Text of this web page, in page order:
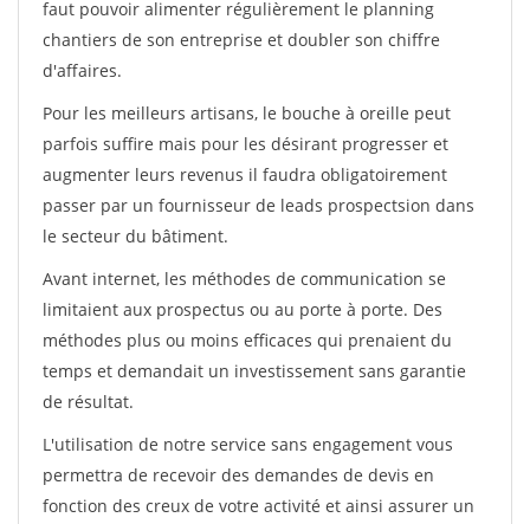
faut pouvoir alimenter régulièrement le planning
chantiers de son entreprise et doubler son chiffre
d'affaires.
Pour les meilleurs artisans, le bouche à oreille peut
parfois suffire mais pour les désirant progresser et
augmenter leurs revenus il faudra obligatoirement
passer par un fournisseur de leads prospectsion dans
le secteur du bâtiment.
Avant internet, les méthodes de communication se
limitaient aux prospectus ou au porte à porte. Des
méthodes plus ou moins efficaces qui prenaient du
temps et demandait un investissement sans garantie
de résultat.
L'utilisation de notre service sans engagement vous
permettra de recevoir des demandes de devis en
fonction des creux de votre activité et ainsi assurer un